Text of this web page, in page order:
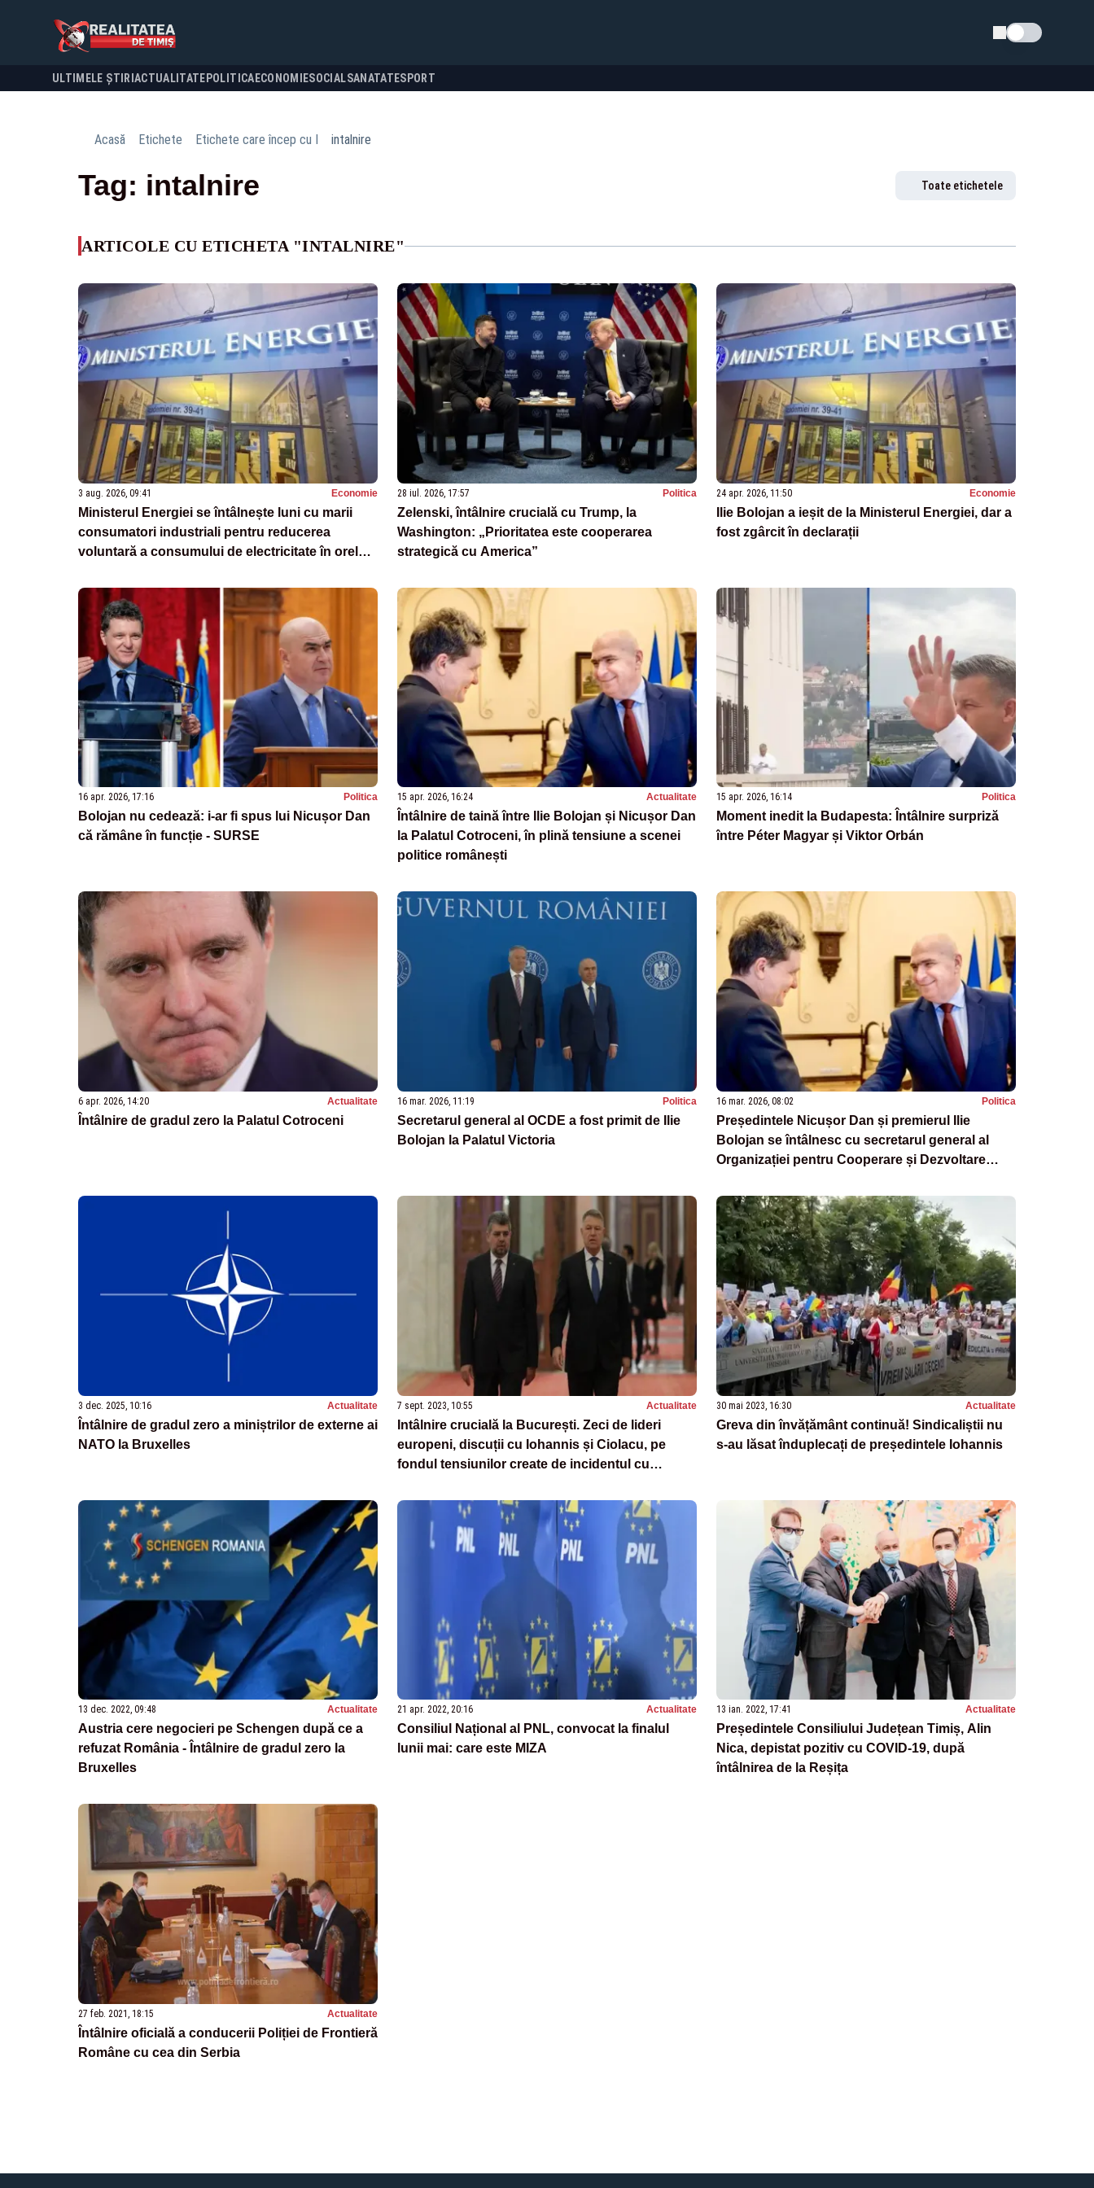
Schimba tema
ULTIMELE ȘTIRI ACTUALITATE POLITICA ECONOMIESOCIALSANATATESPORT
Acasă Etichete Etichete care încep cu I intalnire
Tag: intalnire Toate etichetele
ARTICOLE CU ETICHETA "INTALNIRE"
3 aug. 2026, 09:41 Economie
Ministerul Energiei se întâlnește luni cu marii
consumatori industriali pentru reducerea
voluntară a consumului de electricitate în orele
28 iul. 2026, 17:57 Politica
Zelenski, întâlnire crucială cu Trump, la
Washington: „Prioritatea este cooperarea
strategică cu America”
24 apr. 2026, 11:50 Economie
Ilie Bolojan a ieșit de la Ministerul Energiei, dar a
fost zgârcit în declarații
16 apr. 2026, 17:16 Politica
Bolojan nu cedează: i-ar fi spus lui Nicușor Dan
că rămâne în funcție - SURSE
15 apr. 2026, 16:24 Actualitate
Întâlnire de taină între Ilie Bolojan și Nicușor Dan
la Palatul Cotroceni, în plină tensiune a scenei
politice românești
15 apr. 2026, 16:14 Politica
Moment inedit la Budapesta: Întâlnire surpriză
între Péter Magyar și Viktor Orbán
6 apr. 2026, 14:20 Actualitate
Întâlnire de gradul zero la Palatul Cotroceni
16 mar. 2026, 11:19 Politica
Secretarul general al OCDE a fost primit de Ilie
Bolojan la Palatul Victoria
16 mar. 2026, 08:02 Politica
Președintele Nicușor Dan și premierul Ilie
Bolojan se întâlnesc cu secretarul general al
Organizației pentru Cooperare și Dezvoltare
3 dec. 2025, 10:16 Actualitate
Întâlnire de gradul zero a miniștrilor de externe ai
NATO la Bruxelles
7 sept. 2023, 10:55 Actualitate
Intâlnire crucială la București. Zeci de lideri
europeni, discuții cu Iohannis și Ciolacu, pe
fondul tensiunilor create de incidentul cu
30 mai 2023, 16:30 Actualitate
Greva din învățământ continuă! Sindicaliștii nu
s-au lăsat înduplecați de președintele Iohannis
13 dec. 2022, 09:48 Actualitate
Austria cere negocieri pe Schengen după ce a
refuzat România - Întâlnire de gradul zero la
Bruxelles
21 apr. 2022, 20:16 Actualitate
Consiliul Național al PNL, convocat la finalul
lunii mai: care este MIZA
13 ian. 2022, 17:41 Actualitate
Președintele Consiliului Județean Timiș, Alin
Nica, depistat pozitiv cu COVID-19, după
întâlnirea de la Reșița
27 feb. 2021, 18:15 Actualitate
Întâlnire oficială a conducerii Poliției de Frontieră
Române cu cea din Serbia